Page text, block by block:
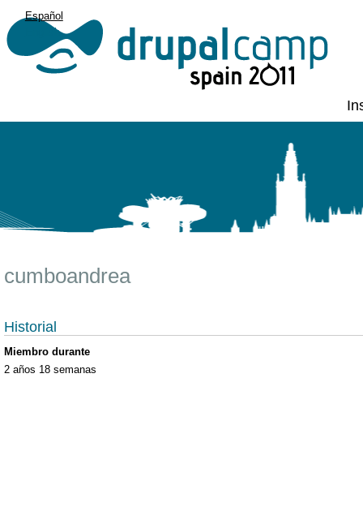
Español
English
cumboandrea
Historial
Miembro durante
2 años 18 semanas